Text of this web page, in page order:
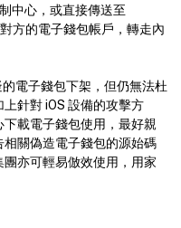
中心，或直接傳送至
方的電子錢包帳戶，轉走內
電子錢包下架，但仍無法杜
針對 iOS 設備的攻擊方
載電子錢包使用，最好親
關偽造電子錢包的源始碼
亦可輕易倣效使用，用家